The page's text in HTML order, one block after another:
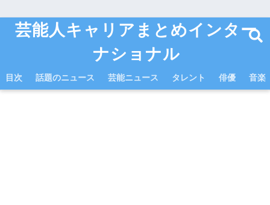
芸能人キャリアまとめインター
ナショナル
目次 話題のニュース 芸能ニュース タレント 俳優 音楽